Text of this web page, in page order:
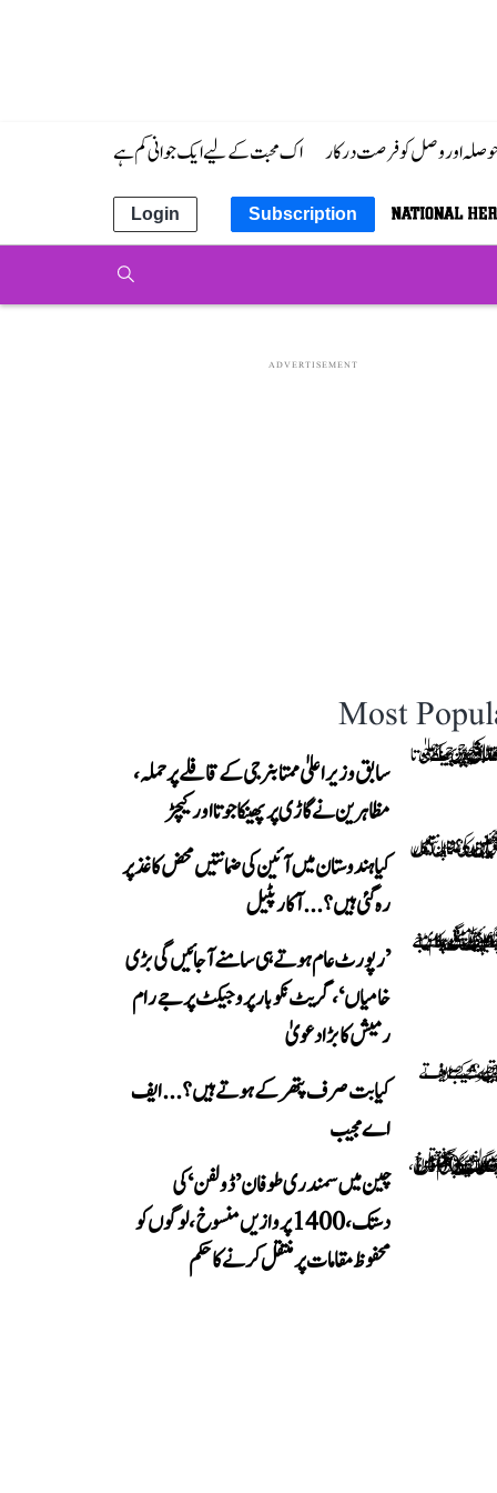
حوصلہ اور وصل کو فرصت درکار اک محبت کے لیے ایک جوانی کم ہے
Subscription
Login
ADVERTISEMENT
Most
سابق وزیر اعلیٰ ممتا بنرجی کے قافلے پر حملہ،
مظاہرین نے گاڑی پر پھینکا جوتا اور کیچڑ
کیا ہندوستان میں آئین کی ضمانتیں محض کاغذ پر
رہ گئی ہیں؟...آکار پٹیل
’رپورٹ عام ہوتے ہی سامنے آ جائیں گی بڑی
خامیاں‘، گریٹ نکوبار پروجیکٹ پر جے رام
رمیش کا بڑا دعویٰ
کیا بت صرف پتھر کے ہوتے ہیں؟...ایف
اے مجیب
چین میں سمندری طوفان ’ڈولفن‘ کی
دستک، 1400 پروازیں منسوخ، لوگوں کو
محفوظ مقامات پر منتقل کرنے کا حکم